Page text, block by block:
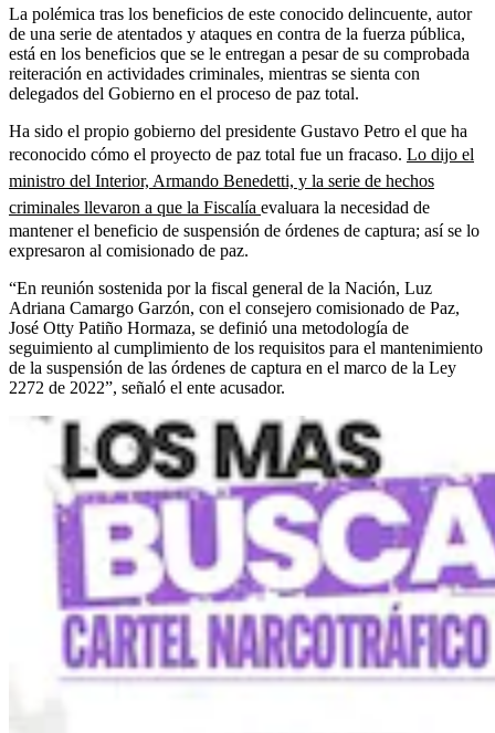
La polémica tras los beneficios de este conocido delincuente, autor
de una serie de atentados y ataques en contra de la fuerza pública,
está en los beneficios que se le entregan a pesar de su comprobada
reiteración en actividades criminales, mientras se sienta con
delegados del Gobierno en el proceso de paz total.
Ha sido el propio gobierno del presidente Gustavo Petro el que ha
reconocido cómo el proyecto de paz total fue un fracaso. Lo dijo el
ministro del Interior, Armando Benedetti, y la serie de hechos
criminales llevaron a que la Fiscalía evaluara la necesidad de
mantener el beneficio de suspensión de órdenes de captura; así se lo
expresaron al comisionado de paz.
“En reunión sostenida por la fiscal general de la Nación, Luz
Adriana Camargo Garzón, con el consejero comisionado de Paz,
José Otty Patiño Hormaza, se definió una metodología de
seguimiento al cumplimiento de los requisitos para el mantenimiento
de la suspensión de las órdenes de captura en el marco de la Ley
2272 de 2022”, señaló el ente acusador.